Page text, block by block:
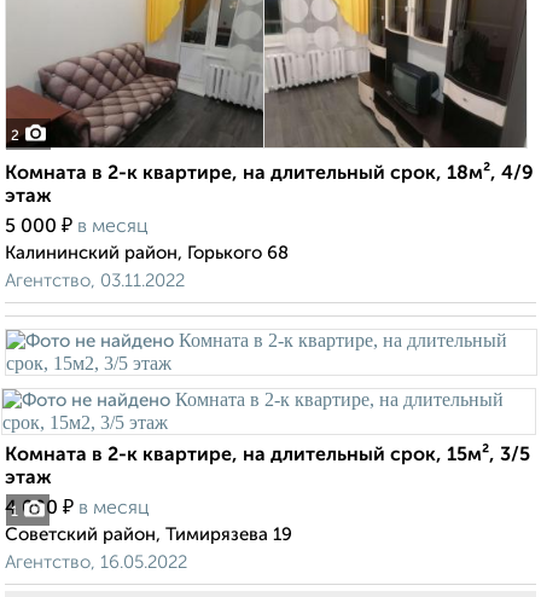
2
Комната в 2-к квартире, на длительный срок, 18м², 4/9
этаж
5 000 ₽ в месяц
Калининский район, Горького 68
Агентство, 03.11.2022
1
Комната в 2-к квартире, на длительный срок, 15м², 3/5
этаж
4 000 ₽ в месяц
Советский район, Тимирязева 19
Агентство, 16.05.2022